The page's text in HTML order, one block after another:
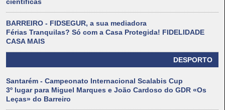
científicas
BARREIRO - FIDSEGUR, a sua mediadora
Férias Tranquilas? Só com a Casa Protegida! FIDELIDADE
CASA MAIS
DESPORTO
Santarém - Campeonato Internacional Scalabis Cup
3º lugar para Miguel Marques e João Cardoso do GDR «Os
Leças» do Barreiro